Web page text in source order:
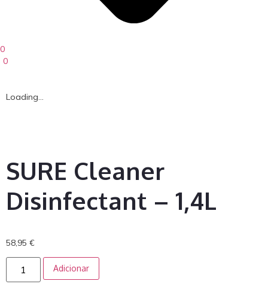
0
0
Loading...
SURE Cleaner
Disinfectant – 1,4L
58,95 €
Adicionar